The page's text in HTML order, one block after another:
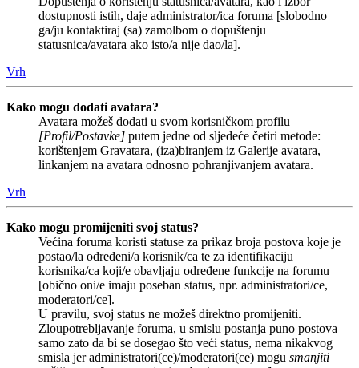
dostupnosti istih, daje administrator/ica foruma [slobodno
ga/ju kontaktiraj (sa) zamolbom o dopuštenju
statusnica/avatara ako isto/a nije dao/la].
Vrh
Kako mogu dodati avatara?
Avatara možeš dodati u svom korisničkom profilu
[Profil/Postavke] putem jedne od sljedeće četiri metode:
korištenjem Gravatara, (iza)biranjem iz Galerije avatara,
linkanjem na avatara odnosno pohranjivanjem avatara.
Vrh
Kako mogu promijeniti svoj status?
Većina foruma koristi statuse za prikaz broja postova koje je
postao/la određeni/a korisnik/ca te za identifikaciju
korisnika/ca koji/e obavljaju određene funkcije na forumu
[obično oni/e imaju poseban status, npr. administratori/ce,
moderatori/ce].
U pravilu, svoj status ne možeš direktno promijeniti.
Zloupotrebljavanje foruma, u smislu postanja puno postova
samo zato da bi se dosegao što veći status, nema nikakvog
smisla jer administratori(ce)/moderatori(ce) mogu smanjiti